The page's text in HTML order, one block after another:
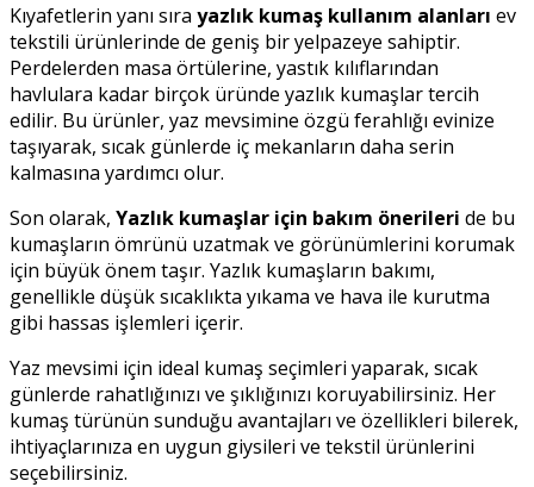
Kıyafetlerin yanı sıra yazlık kumaş kullanım alanları ev
tekstili ürünlerinde de geniş bir yelpazeye sahiptir.
Perdelerden masa örtülerine, yastık kılıflarından
havlulara kadar birçok üründe yazlık kumaşlar tercih
edilir. Bu ürünler, yaz mevsimine özgü ferahlığı evinize
taşıyarak, sıcak günlerde iç mekanların daha serin
kalmasına yardımcı olur.
Son olarak, Yazlık kumaşlar için bakım önerileri de bu
kumaşların ömrünü uzatmak ve görünümlerini korumak
için büyük önem taşır. Yazlık kumaşların bakımı,
genellikle düşük sıcaklıkta yıkama ve hava ile kurutma
gibi hassas işlemleri içerir.
Yaz mevsimi için ideal kumaş seçimleri yaparak, sıcak
günlerde rahatlığınızı ve şıklığınızı koruyabilirsiniz. Her
kumaş türünün sunduğu avantajları ve özellikleri bilerek,
ihtiyaçlarınıza en uygun giysileri ve tekstil ürünlerini
seçebilirsiniz.